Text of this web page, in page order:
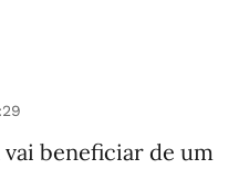
beneficiar de um